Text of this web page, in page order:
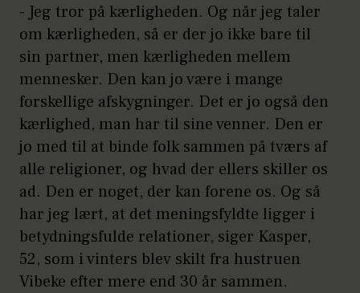
- Jeg tror på kærligheden. Og når jeg taler
om kærligheden, så er der jo ikke bare til
sin partner, men kærligheden mellem
mennesker. Den kan jo være i mange
forskellige afskygninger. Det er jo også den
kærlighed, man har til sine venner. Den er
jo med til at binde folk sammen på tværs af
alle religioner, og hvad der ellers skiller os
ad. Den er noget, der kan forene os. Og så
har jeg lært, at det meningsfyldte ligger i
betydningsfulde relationer, siger Kasper,
52, som i vinters blev skilt fra hustruen
Vibeke efter mere end 30 år sammen.